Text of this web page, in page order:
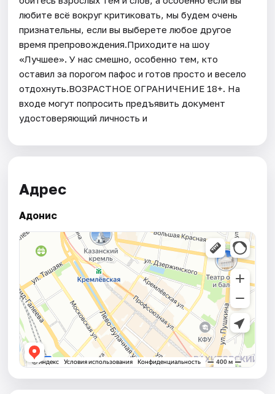
любите всё вокруг критиковать, мы будем очень
признательны, если вы выберете любое другое
время препровождения.Приходите на шоу
«Лучшее». У нас смешно, особенно тем, кто
оставил за порогом пафос и готов просто и весело
отдохнуть.ВОЗРАСТНОЕ ОГРАНИЧЕНИЕ 18+. На
входе могут попросить предъявить документ
удостоверяющий личность и
Адрес
Адонис